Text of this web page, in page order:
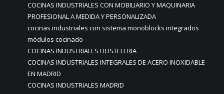
COCINAS INDUSTRIALES CON MOBILIARIO Y MAQUINARIA
PROFESIONAL A MEDIDA Y PERSONALIZADA
cocinas industriales con sistema monoblocks integrados
módulos cocinado
COCINAS INDUSTRIALES HOSTELERIA
COCINAS INDUSTRIALES INTEGRALES DE ACERO INOXIDABLE
EN MADRID
COCINAS INDUSTRIALES MADRID